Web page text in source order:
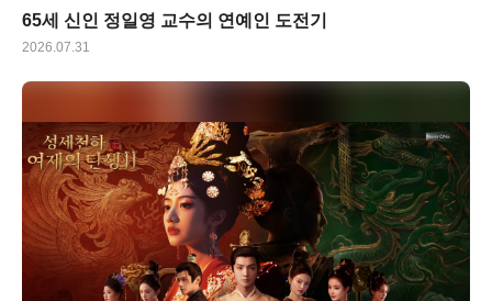
65세 신인 정일영 교수의 연예인 도전기
2026.07.31